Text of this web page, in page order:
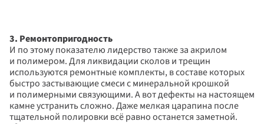
3. Ремонтопригодность
И по этому показателю лидерство также за акрилом
и полимером. Для ликвидации сколов и трещин
используются ремонтные комплекты, в составе которых
быстро застывающие смеси с минеральной крошкой
и полимерными связующими. А вот дефекты на настоящем
камне устранить сложно. Даже мелкая царапина после
тщательной полировки всё равно останется заметной.